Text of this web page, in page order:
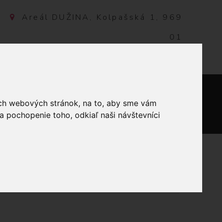
webových stránok, na to, aby sme vám
pochopenie toho, odkiaľ naši návštevníci
Areál DUŽINA, Kolpašská 1, 969
01
0